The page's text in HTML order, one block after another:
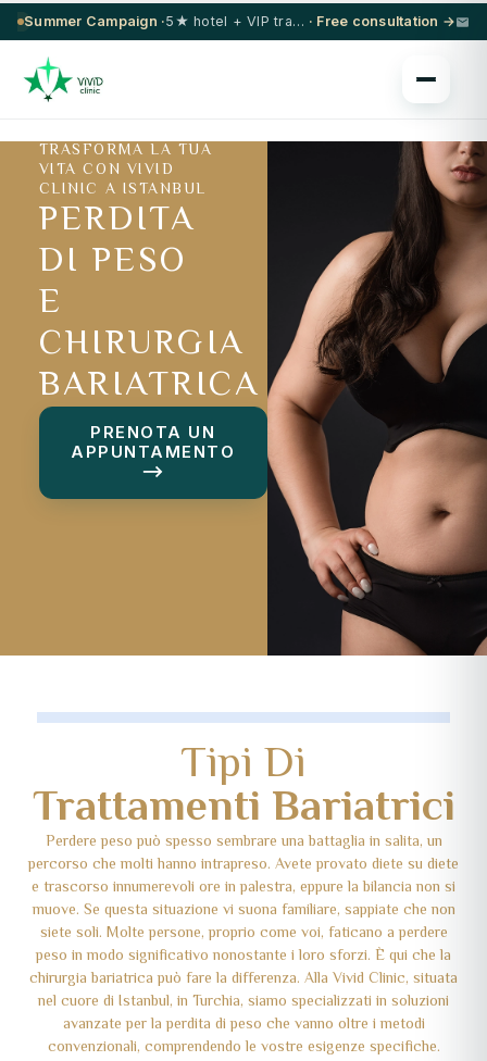
Summer Campaign · 5★ hotel + VIP transfer on select procedures · Free consultation →
TRASFORMA LA TUA
VITA CON VIVID
CLINIC A ISTANBUL
PERDITA
DI PESO
E
CHIRURGIA
BARIATRICA
PRENOTA UN
APPUNTAMENTO
⟶
Tipi Di
Trattamenti Bariatrici
Perdere peso può spesso sembrare una battaglia in salita, un
percorso che molti hanno intrapreso. Avete provato diete su diete
e trascorso innumerevoli ore in palestra, eppure la bilancia non si
muove. Se questa situazione vi suona familiare, sappiate che non
siete soli. Molte persone, proprio come voi, faticano a perdere
peso in modo significativo nonostante i loro sforzi. È qui che la
chirurgia bariatrica può fare la differenza. Alla Vivid Clinic, situata
nel cuore di Istanbul, in Turchia, siamo specializzati in soluzioni
avanzate per la perdita di peso che vanno oltre i metodi
convenzionali, comprendendo le vostre esigenze specifiche.